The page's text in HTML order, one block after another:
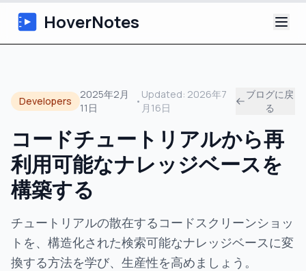
HoverNotes
Extension
AI動画ノート
について
ブログ
Developers
2025年2月
11日
•
Updated: 2026年7
月16日
ブログに戻
る
コードチュートリアルから再
利用可能なナレッジベースを
構築する
チュートリアルの散在するコードスクリーンショッ
トを、構造化された検索可能なナレッジベースに変
換する方法を学び、生産性を高めましょう。